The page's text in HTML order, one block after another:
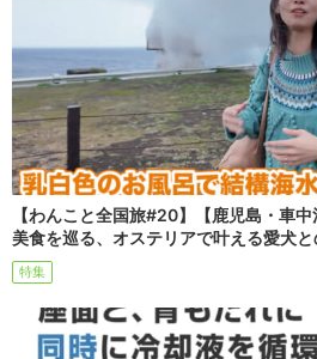
【わんこと全国旅#20】【鹿児島・車
美食を巡る、オステリアで叶える愛犬と
特集